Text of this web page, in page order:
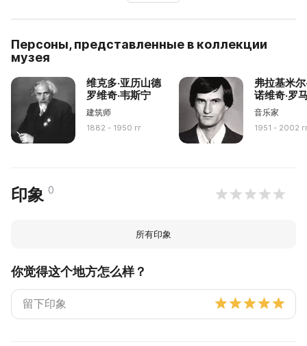
Персоны, представленные в коллекции
музея
维克多·亚历山德
罗维奇·韦斯宁
建筑师
1882 - 1950 гг
弗拉基米尔
诺维奇·罗
音乐家
1951 - 2002
印象 0
所有印象
你觉得这个地方怎么样？